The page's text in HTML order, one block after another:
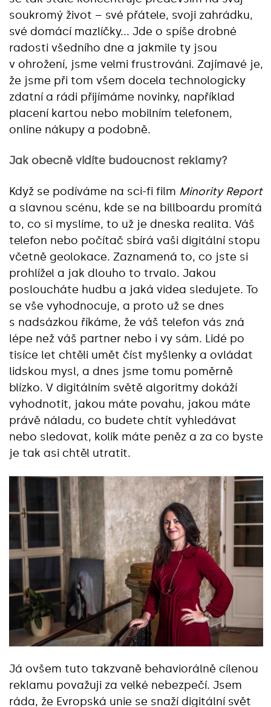
soukromý život – své přátele, svoji zahrádku,
své domácí mazlíčky... Jde o spíše drobné
radosti všedního dne a jakmile ty jsou
v ohrožení, jsme velmi frustrováni. Zajímavé je,
že jsme při tom všem docela technologicky
zdatní a rádi přijímáme novinky, například
placení kartou nebo mobilním telefonem,
online nákupy a podobně.
Jak obecně vidíte budoucnost reklamy?
Když se podíváme na sci-fi film Minority Report
a slavnou scénu, kde se na billboardu promítá
to, co si myslíme, to už je dneska realita. Váš
telefon nebo počítač sbírá vaši digitální stopu
včetně geolokace. Zaznamená to, co jste si
prohlížel a jak dlouho to trvalo. Jakou
posloucháte hudbu a jaká videa sledujete. To
se vše vyhodnocuje, a proto už se dnes
s nadsázkou říkáme, že váš telefon vás zná
lépe než váš partner nebo i vy sám. Lidé po
tisíce let chtěli umět číst myšlenky a ovládat
lidskou mysl, a dnes jsme tomu poměrně
blízko. V digitálním světě algoritmy dokáží
vyhodnotit, jakou máte povahu, jakou máte
právě náladu, co budete chtít vyhledávat
nebo sledovat, kolik máte peněz a za co byste
je tak asi chtěl utratit.
Já ovšem tuto takzvaně behaviorálně cílenou
reklamu považuji za velké nebezpečí. Jsem
ráda, že Evropská unie se snaží digitální svět